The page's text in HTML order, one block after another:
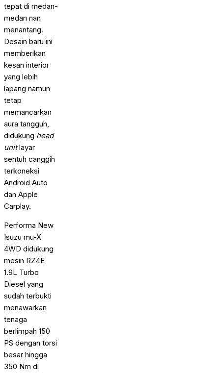
tepat di medan-
medan nan
menantang.
Desain baru ini
memberikan
kesan interior
yang lebih
lapang namun
tetap
memancarkan
aura tangguh,
didukung head
unitlayar
sentuh canggih
terkoneksi
Android Auto
dan Apple
Carplay.
Performa New
Isuzu mu-X
4WD didukung
mesin RZ4E
1.9L Turbo
Diesel yang
sudah terbukti
menawarkan
tenaga
berlimpah 150
PS dengan torsi
besar hingga
350 Nm di